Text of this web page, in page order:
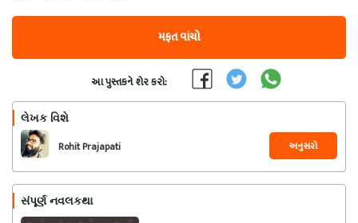
મફત વાંચો
આ પુસ્તકને શેર કરો:
લેખક વિશે
Rohit Prajapati અનુસરો
સંપૂર્ણ નવલકથા